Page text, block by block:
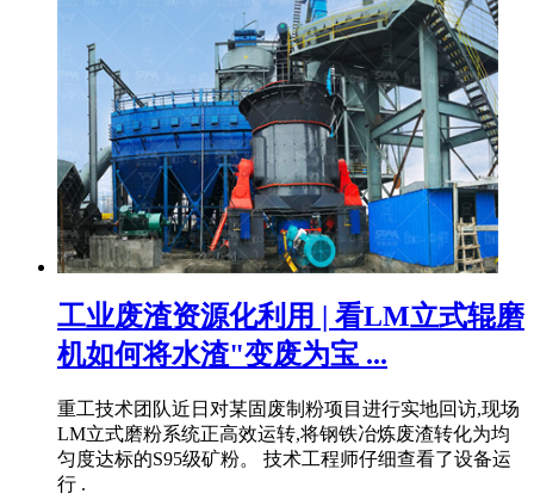
工业废渣资源化利用 | 看LM立式辊磨
机如何将水渣"变废为宝 ...
重工技术团队近日对某固废制粉项目进行实地回访,现场
LM立式磨粉系统正高效运转,将钢铁冶炼废渣转化为均
匀度达标的S95级矿粉。 技术工程师仔细查看了设备运
行 .